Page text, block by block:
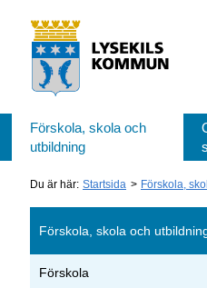
Förskola, skola och
utbildning
Du är här: Startsida Förskola,
Förskola, skola och
Förskola